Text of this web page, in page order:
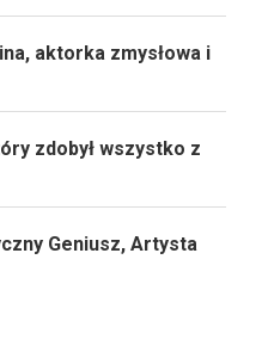
aktorka zmysłowa i
zdobył wszystko z
Geniusz, Artysta